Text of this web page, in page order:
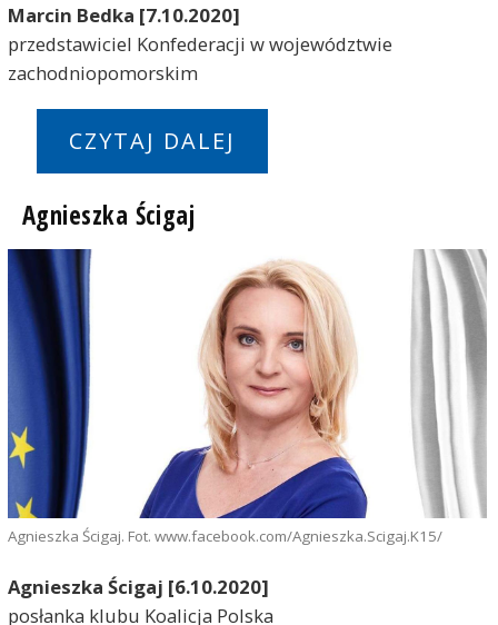
Marcin Bedka [7.10.2020]
przedstawiciel Konfederacji w województwie
zachodniopomorskim
CZYTAJ DALEJ
Agnieszka Ścigaj
Agnieszka Ścigaj. Fot. www.facebook.com/Agnieszka.Scigaj.K15/
Agnieszka Ścigaj [6.10.2020]
posłanka klubu Koalicja Polska